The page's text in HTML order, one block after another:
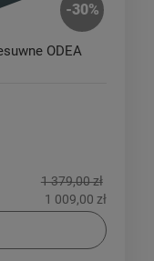
-30%
ODEA
1 379,00 zł
1 009,00 zł